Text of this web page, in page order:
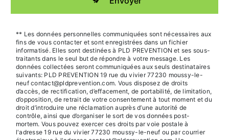
** Les données personnelles communiquées sont nécessaires aux
fins de vous contacter et sont enregistrées dans un fichier
informatisé. Elles sont destinées à PLD PREVENTION et ses sous-
traitants dans le seul but de répondre à votre message. Les
données collectées seront communiquées aux seuls destinataires
suivants: PLD PREVENTION 19 rue du vivier 77230 moussy-le-
neuf contact@pldprevention.com. Vous disposez de droits
d’accès, de rectification, d’effacement, de portabilité, de limitation,
d’opposition, de retrait de votre consentement à tout moment et du
droit d’introduire une réclamation auprès d’une autorité de
contrôle, ainsi que d’organiser le sort de vos données post-
mortem. Vous pouvez exercer ces droits par voie postale à
l'adresse 19 rue du vivier 77230 moussy-le-neuf ou par courrier